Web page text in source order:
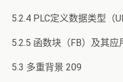
5.2.4 PLC定义数据类型（
5.2.5 函数块（FB）及其应
5.3 多重背景 209